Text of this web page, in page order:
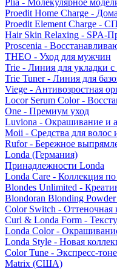
Plia - Молекулярное
Proedit Home Charge -
Proedit Element Charge -
Hair Skin Relaxing - SPA-
Proscenia -
THEO - Уход для мужчин
Trie - Линия для укладки
Trie Tuner - Линия для
Viege - Антивозростная
Locor Serum Color -
One - Премиум уход
Luviona - Окрашивание и
Moii - Средства для волос
Rufor - Бережное
Londa (Германия)
Принадлежности Londa
Londa Care - Коллекция
Blondes Unlimited -
Blondoran Blonding
Color Switch - Оттеночная
Curl & Londa Form -
Londa Color -
Londa Style - Новая
Color Tune - Экспресс-
Matrix (США)